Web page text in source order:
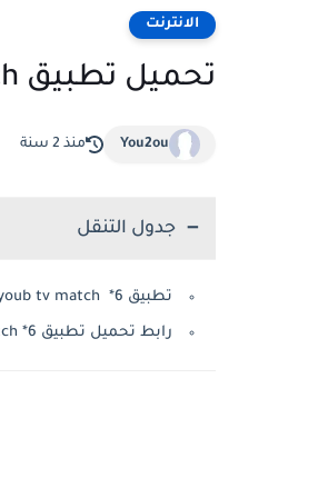
الانترنت
تحميل تطبيق ayoub tv match نجمة 6
You2ou منذ 2 سنة
جدول التنقل
تطبيق ayoub tv match *6
رابط تحميل تطبيق ayoub tv match *6